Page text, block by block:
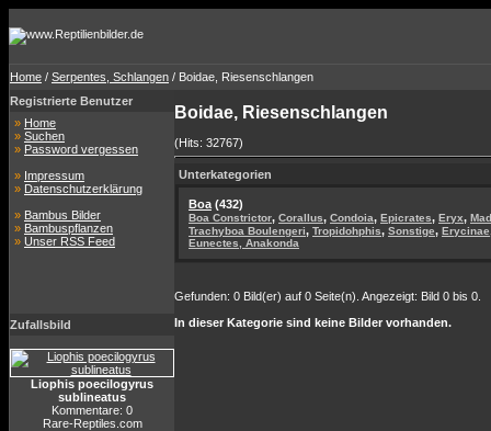
Home / Serpentes, Schlangen / Boidae, Riesenschlangen
Registrierte Benutzer
» Home
» Suchen
» Password vergessen
» Impressum
» Datenschutzerklärung
» Bambus Bilder
» Bambuspflanzen
» Unser RSS Feed
Zufallsbild
Liophis poecilogyrus
sublineatus
Kommentare: 0
Rare-Reptiles.com
Boidae, Riesenschlangen
(Hits: 32767)
Unterkategorien
Boa (432)
Boa Constrictor, Corallus, Condoia, Epicrates, Eryx,
Trachyboa Boulengeri, Tropidohphis, Sonstige,
Eunectes, Anakonda
Gefunden: 0 Bild(er) auf 0 Seite(n). Angezeigt: Bild 0 bis 0.
In dieser Kategorie sind keine Bilder vorhanden.